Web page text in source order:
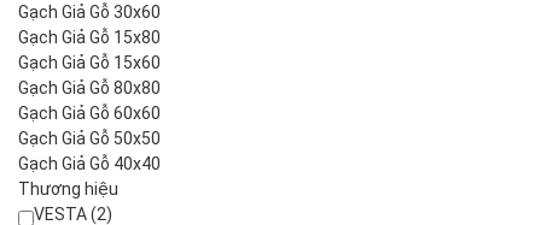
Gạch Giả Gỗ 30x60
Gạch Giả Gỗ 15x80
Gạch Giả Gỗ 15x60
Gạch Giả Gỗ 80x80
Gạch Giả Gỗ 60x60
Gạch Giả Gỗ 50x50
Gạch Giả Gỗ 40x40
Thương hiệu
VESTA (2)